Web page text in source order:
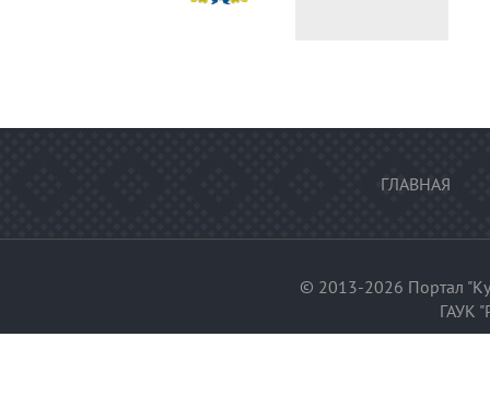
ГЛАВНАЯ
© 2013-2026 Портал
ГАУК